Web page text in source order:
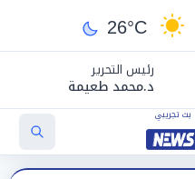
26°C
رئيس التحرير
د.محمد طعيمة